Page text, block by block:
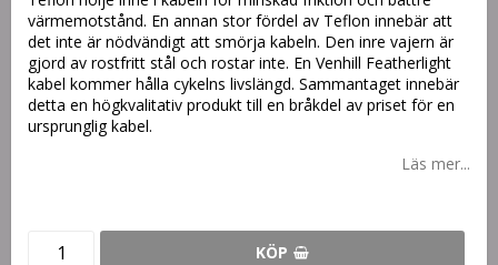
värmemotstånd. En annan stor fördel av Teflon innebär att
det inte är nödvändigt att smörja kabeln. Den inre vajern är
gjord av rostfritt stål och rostar inte. En Venhill Featherlight
kabel kommer hålla cykelns livslängd. Sammantaget innebär
detta en högkvalitativ produkt till en bråkdel av priset för en
ursprunglig kabel.
Läs mer...
KÖP